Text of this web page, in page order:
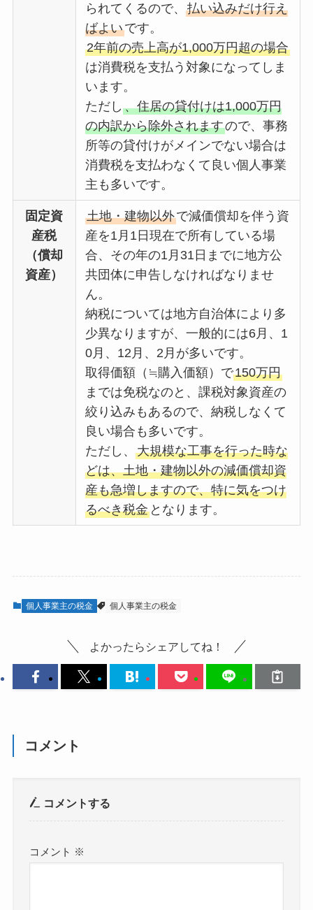
られてくるので、払い込みだけ行え
ばよいです。
2年前の売上高が1,000万円超の場合
は消費税を支払う対象になってしま
います。
ただし、住居の貸付けは1,000万円
の内訳から除外されますので、事務
所等の貸付けがメインでない場合は
消費税を支払わなくて良い個人事業
主も多いです。
固定資
産税
（償却
資産）
土地・建物以外で減価償却を伴う資
産を1月1日現在で所有している場
合、その年の1月31日までに地方公
共団体に申告しなければなりませ
ん。
納税については地方自治体により多
少異なりますが、一般的には6月、1
0月、12月、2月が多いです。
取得価額（≒購入価額）で150万円
までは免税なのと、課税対象資産の
絞り込みもあるので、納税しなくて
良い場合も多いです。
ただし、大規模な工事を行った時な
どは、土地・建物以外の減価償却資
産も急増しますので、特に気をつけ
るべき税金 となります。
個人事業主の税金 個人事業主の税金
よかったらシェアしてね！
コメント
コメントする
コメント ※